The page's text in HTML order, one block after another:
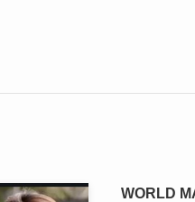
WORLD